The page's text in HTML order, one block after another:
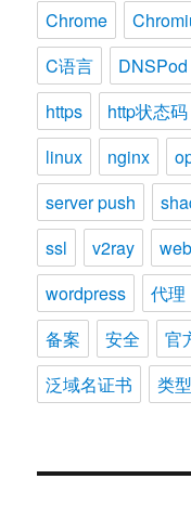
Chrome
C语言
DNSPod
https
http状态码
linux
nginx
server push
ssl
v2ray
wordpress
代理
备案
安全 官
泛域名证书
类